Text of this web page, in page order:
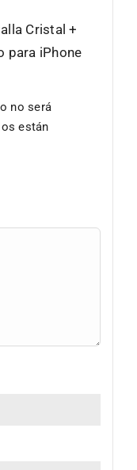
Cristal +
para iPhone
no será
están